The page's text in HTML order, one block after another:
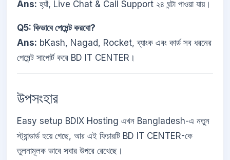
Ans: হ্যাঁ, Live Chat & Call Support ২৪ ঘন্টা পাওয়া যায়।
Q5: কিভাবে পেমেন্ট করবো?
Ans: bKash, Nagad, Rocket, ব্যাংক এবং কার্ড সব ধরনের
পেমেন্ট সাপোর্ট করে BD IT CENTER।
উপসংহার
Easy setup BDIX Hosting এখন Bangladesh-এ নতুন
স্ট্যান্ডার্ড হয়ে গেছে, আর এই ফিচারটি BD IT CENTER-কে
তুলনামূলক ভাবে সবার উপরে রেখেছে।